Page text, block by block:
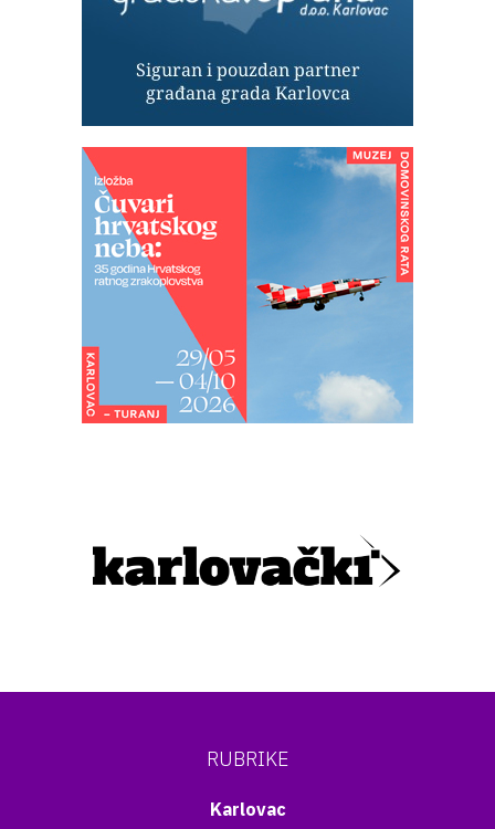
RUBRIKE
Karlovac